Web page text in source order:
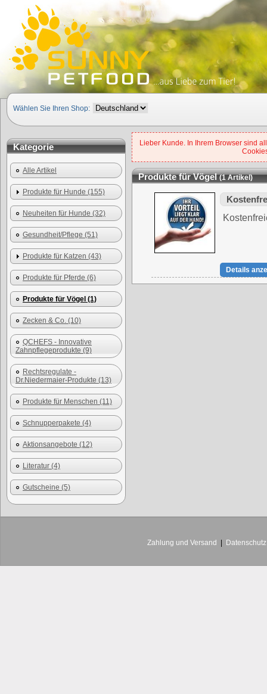
Wählen Sie Ihren Shop:
Kategorie
Alle Artikel
Produkte für Hunde (155)
Neuheiten für Hunde (32)
Gesundheit/Pflege (51)
Produkte für Katzen (43)
Produkte für Pferde (6)
Produkte für Vögel (1)
Zecken & Co. (10)
QCHEFS - Innovative
Zahnpflegeprodukte (9)
Rechtsregulate -
Dr.Niedermaier-Produkte (13)
Produkte für Menschen (11)
Schnupperpakete (4)
Aktionsangebote (12)
Literatur (4)
Gutscheine (5)
Lieber Kunde. In Ihrem Browser sind
Produkte für Vögel(1 Artikel)
Details
Zahlung und Versand Datenschutz